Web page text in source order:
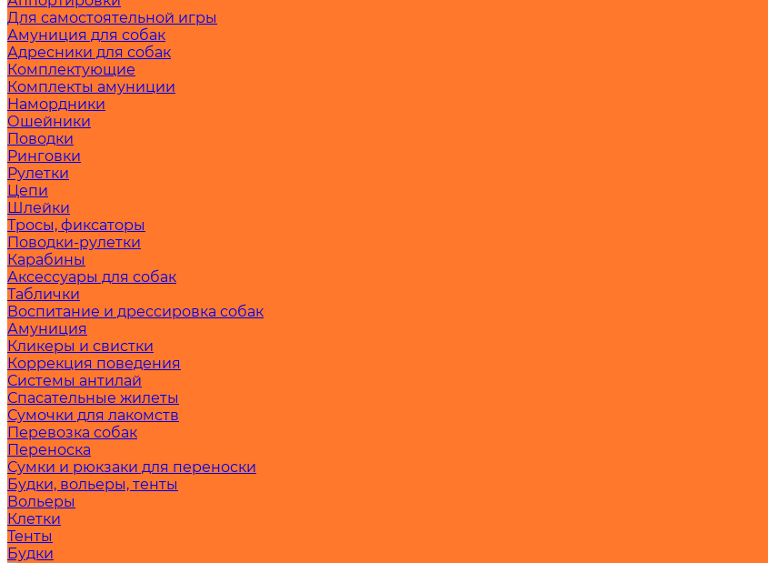
Для самостоятельной игры
Амуниция для собак
Адресники для собак
Комплектующие
Комплекты амуниции
Намордники
Ошейники
Поводки
Ринговки
Рулетки
Цепи
Шлейки
Тросы, фиксаторы
Поводки-рулетки
Карабины
Аксессуары для собак
Таблички
Воспитание и дрессировка собак
Амуниция
Кликеры и свистки
Коррекция поведения
Системы антилай
Спасательные жилеты
Сумочки для лакомств
Перевозка собак
Переноска
Сумки и рюкзаки для переноски
Будки, вольеры, тенты
Вольеры
Клетки
Тенты
Будки